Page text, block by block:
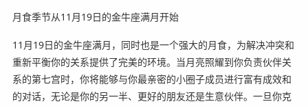
月食季节从11月19日的金牛座满月开始
11月19日的金牛座满月，同时也是一个强大的月食，为解决冲突和
重新平衡你的关系提供了完美的环境。当月亮照耀到你负责伙伴关
系的第七宫时，你将能够与你最亲密的小圈子成员进行富有成效和
的对话，无论是你的另一半、更好的朋友还是生意伙伴。一旦你克